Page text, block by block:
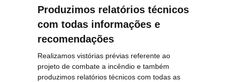
Produzimos relatórios técnicos
com todas informações e
recomendações
Realizamos vistórias prévias referente ao
projeto de combate a incêndio e também
produzimos relatórios técnicos com todas as